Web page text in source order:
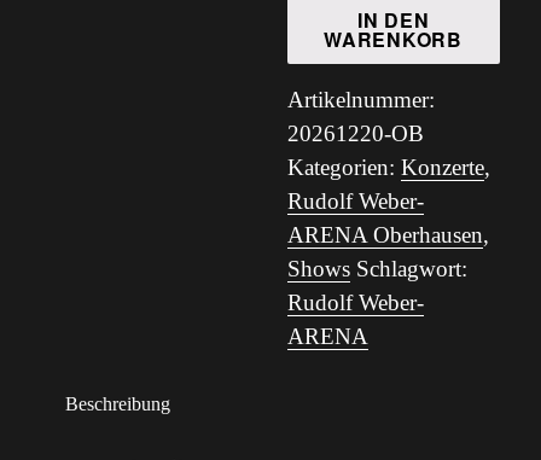
Ringe
Die
Gefährten
-
In
Concert
live
to
Film
IN DEN
WARENKORB
Artikelnummer:
20261220-OB
Kategorien: Konzerte,
Rudolf Weber-
ARENA Oberhausen,
Shows Schlagwort:
Rudolf Weber-
ARENA
Beschreibung